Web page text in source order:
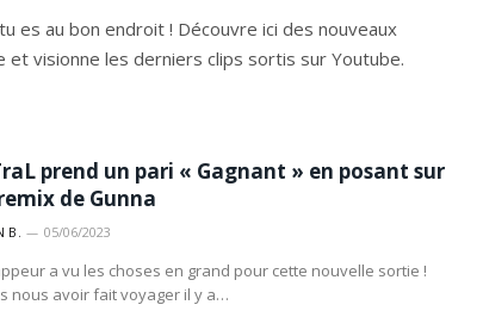
es au bon endroit ! Découvre ici des nouveaux
visionne les derniers clips sortis sur Youtube.
prend un pari « Gagnant » en posant sur
de Gunna
B. 05/06/2023
a vu les choses en grand pour cette nouvelle sortie !
nous avoir fait voyager il y a…